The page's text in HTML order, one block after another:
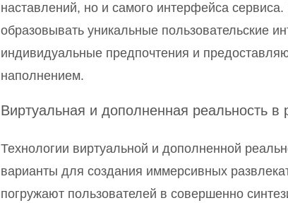
наставлений, но и самого интерфейса
образовывать уникальные пользовательские
индивидуальные предпочтения и
наполнением.
Виртуальная и дополненная реальность в
Технологии виртуальной и дополненной
варианты для создания иммерсивных
погружают пользователей в совершенно